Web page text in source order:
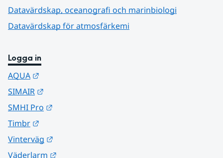
Datavärdskap, oceanografi och marinbiologi
Datavärdskap för atmosfärkemi
Logga in
AQUA
SIMAIR
SMHI Pro
Timbr
Vinterväg
Väderlarm